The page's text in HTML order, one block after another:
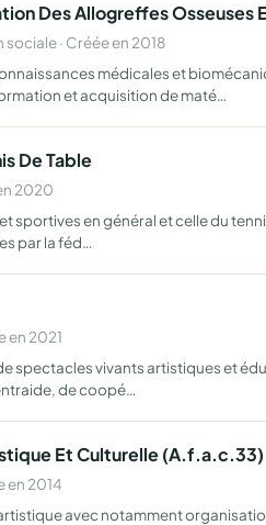
Des Allogreffes
sociale · Créée en 2018
médicales et
et acquisition de maté…
De Table
2020
sportives en général et celle du
par la féd…
en 2021
spectacles vivants artistiques et
de coopé…
Et Culturelle (A.f.a.c.33)
en 2014
avec notamment